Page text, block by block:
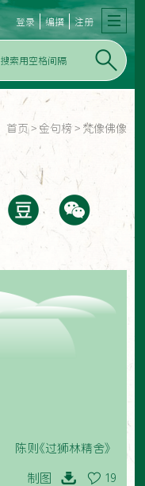
登录 编撰 注册
首页 > 金句榜 > 梵像佛像
陈则《过狮林精舍》
制图 19